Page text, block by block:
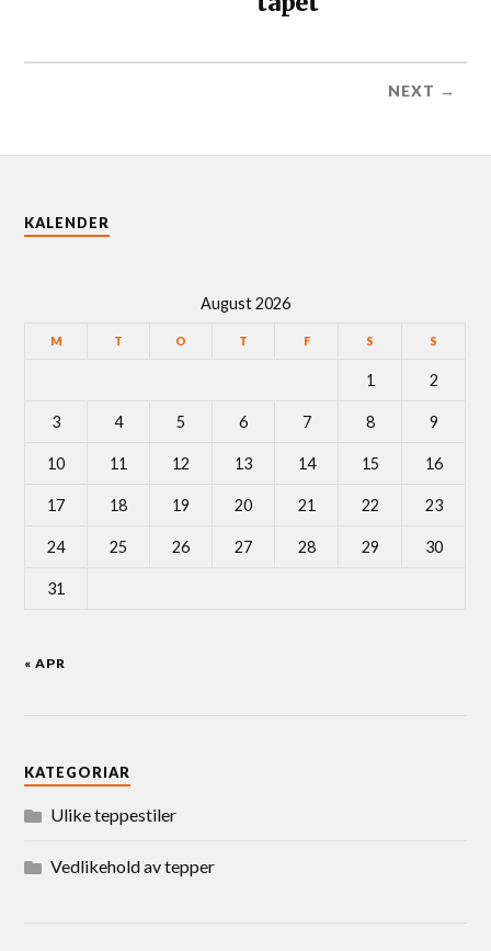
NEXT →
KALENDER
August 2026
M T O T F S S
1 2
3 4 5 6 7 8 9
10 11 12 13 14 15 16
17 18 19 20 21 22 23
24 25 26 27 28 29 30
31
« APR
KATEGORIAR
Ulike teppestiler
Vedlikehold av tepper